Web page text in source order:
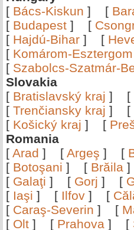
[ Bács-Kiskun ] [
[ Budapest ] [
[ Hajdú-Bihar ] [
[ Komárom-Esztergom
[ Szabolcs-Szatmár-
Slovakia
[ Bratislavský kraj ] [
[ Trenčiansky kraj ] [
[ Košický kraj ] [
Romania
[ Arad ] [ Argeş ] [
[ Botoşani ] [ Brăila ]
[ Galaţi ] [ Gorj ] [
[ Iaşi ] [ Ilfov ] [
[ Caraş-Severin ] [
[ Olt ] [ Prahova ] [